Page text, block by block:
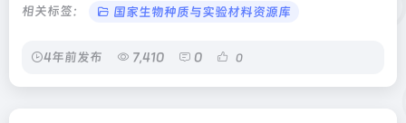
相关标签： 国家生物种质与实验材料资源库
4年前发布 7,410 0 0